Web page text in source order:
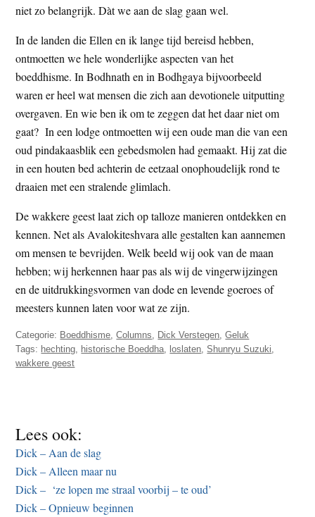
niet zo belangrijk. Dàt we aan de slag gaan wel.
In de landen die Ellen en ik lange tijd bereisd hebben,
ontmoetten we hele wonderlijke aspecten van het
boeddhisme. In Bodhnath en in Bodhgaya bijvoorbeeld
waren er heel wat mensen die zich aan devotionele uitputting
overgaven. En wie ben ik om te zeggen dat het daar niet om
gaat? In een lodge ontmoetten wij een oude man die van een
oud pindakaasblik een gebedsmolen had gemaakt. Hij zat die
in een houten bed achterin de eetzaal onophoudelijk rond te
draaien met een stralende glimlach.
De wakkere geest laat zich op talloze manieren ontdekken en
kennen. Net als Avalokiteshvara alle gestalten kan aannemen
om mensen te bevrijden. Welk beeld wij ook van de maan
hebben; wij herkennen haar pas als wij de vingerwijzingen
en de uitdrukkingsvormen van dode en levende goeroes of
meesters kunnen laten voor wat ze zijn.
Categorie: Boeddhisme ,Columns Dick Verstegen ,Geluk
Tags: hechting historische Boeddha loslaten ,Shunryu Suzuki
wakkere geest
Lees ook:
Dick – Aan de slag
Dick – Alleen maar nu
Dick – ‘ze lopen me straal voorbij – te oud’
Dick – Opnieuw beginnen